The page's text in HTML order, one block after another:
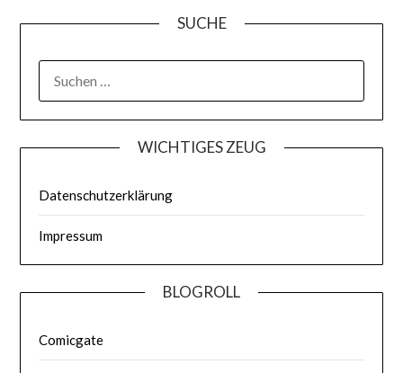
SUCHE
WICHTIGES ZEUG
Datenschutzerklärung
Impressum
BLOGROLL
Comicgate